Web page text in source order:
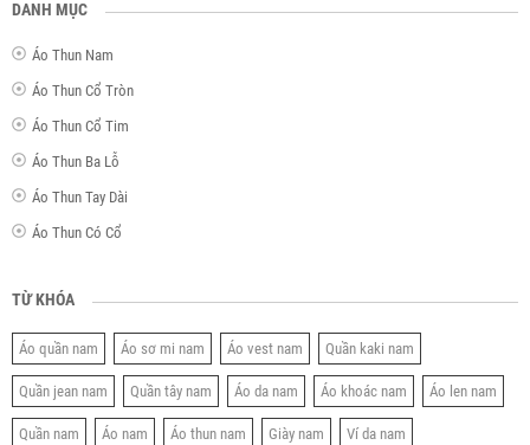
DANH MỤC
Áo Thun Nam
Áo Thun Cổ Tròn
Áo Thun Cổ Tim
Áo Thun Ba Lỗ
Áo Thun Tay Dài
Áo Thun Có Cổ
TỪ KHÓA
Áo quần nam Áo sơ mi nam Áo vest nam Quần kaki nam
Quần jean nam Quần tây nam Áo da nam Áo khoác nam Áo len nam
Quần nam Áo nam Áo thun nam Giày nam Ví da nam